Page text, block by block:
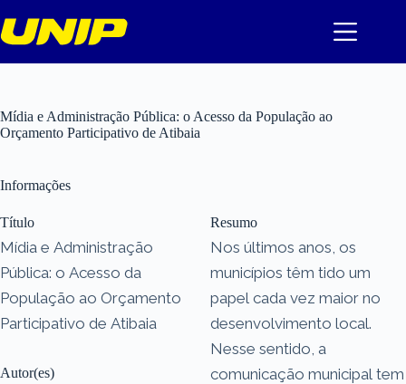
para
o
Mídia e Administração Pública: o Acesso da População ao
Orçamento Participativo de Atibaia
Informações
Título
Mídia e Administração
Pública: o Acesso da
População ao Orçamento
Participativo de Atibaia
Autor(es)
Resumo
Nos últimos anos, os
municípios têm tido um
papel cada vez maior no
desenvolvimento local.
Nesse sentido, a
comunicação municipal tem